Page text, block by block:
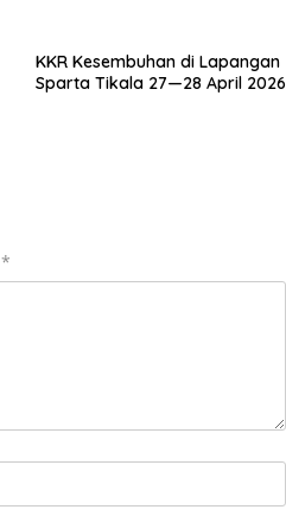
KKR Kesembuhan di Lapangan
Sparta Tikala 27—28 April 2026
*